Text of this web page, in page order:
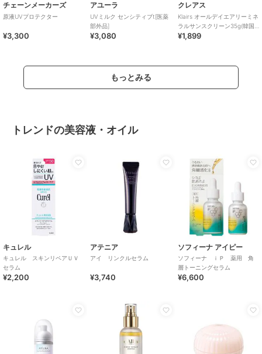
チェーンメーカーズ
原液UVプロテクター
¥3,300
アユーラ
UVミルク センシティブt[医薬
部外品]
¥3,080
クレアス
Klairs オールデイエアリーミネ
ラルサンスクリーン35g(韓国
コスメ)
¥1,899
もっとみる
トレンドの美容液・オイル
キュレル
キュレル スキンリペアＵＶ
セラム
¥2,200
アテニア
アイ リンクルセラム
¥3,740
ソフィーナ アイピー
ソフィーナ ｉＰ 薬用 角
層トーニングセラム
¥6,600